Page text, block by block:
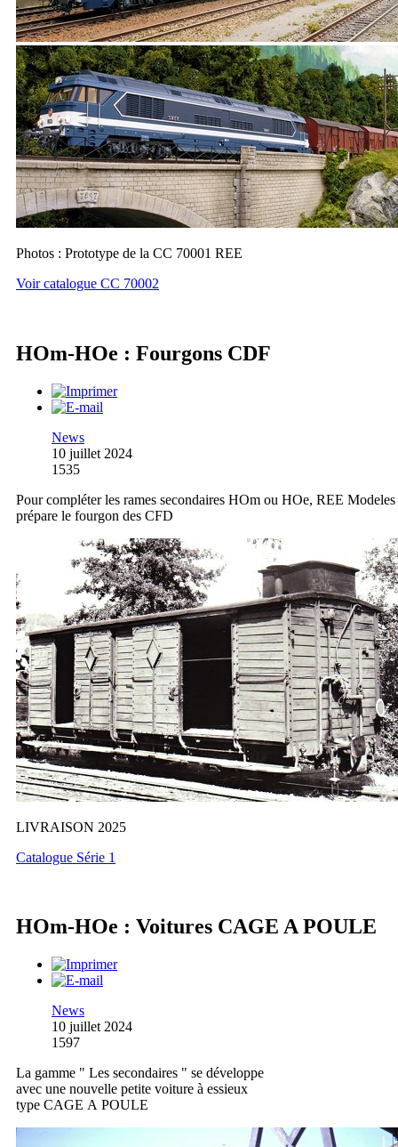
Photos : Prototype de la CC 70001 REE
Voir catalogue CC 70002
HOm-HOe : Fourgons CDF
News
10 juillet 2024
1535
Pour compléter les rames secondaires HOm ou HOe, REE Modeles
prépare le fourgon des CFD
LIVRAISON 2025
Catalogue Série 1
HOm-HOe : Voitures CAGE A POULE
News
10 juillet 2024
1597
La gamme " Les secondaires " se développe
avec une nouvelle petite voiture à essieux
type CAGE A POULE